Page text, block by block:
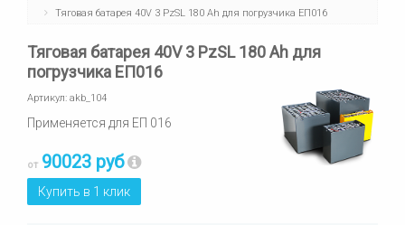
Тяговая батарея 40V 3 PzSL 180 Ah для погрузчика ЕП016
Тяговая батарея 40V 3 PzSL 180 Ah для
погрузчика ЕП016
Артикул: akb_104
Применяется для ЕП 016
от 90023 руб
Купить в 1 клик